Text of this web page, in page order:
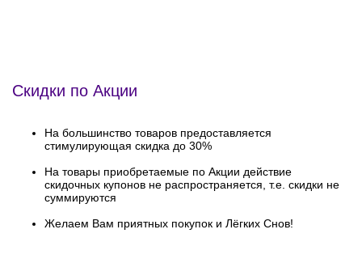
Скидки по Акции
На большинство товаров предоставляется
стимулирующая скидка до 30%
На товары приобретаемые по Акции действие
скидочных купонов не распространяется, т.е. скидки не
суммируются
Желаем Вам приятных покупок и Лёгких Снов!